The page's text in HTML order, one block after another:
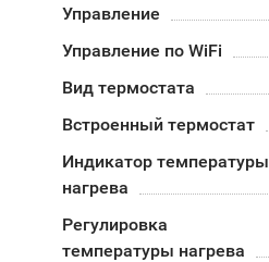
Управление
Управление по WiFi
Вид термостата
Встроенный термостат
Индикатор температуры
нагрева
Регулировка
температуры нагрева